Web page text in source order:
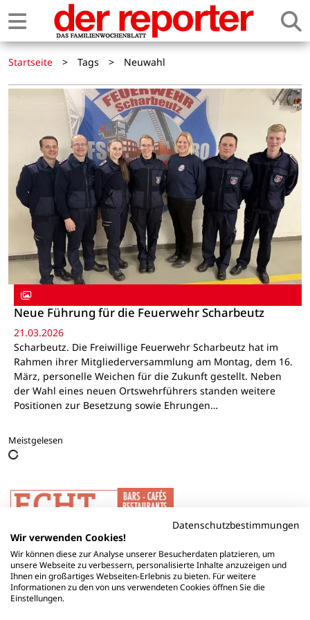
Startseite > Tags > Neuwahl
Neue Führung für die Feuerwehr Scharbeutz
21.03.2026
Scharbeutz. Die Freiwillige Feuerwehr Scharbeutz hat im
Rahmen ihrer Mitgliederversammlung am Montag, dem 16.
März, personelle Weichen für die Zukunft gestellt. Neben
der Wahl eines neuen Ortswehrführers standen weitere
Positionen zur Besetzung sowie Ehrungen…
Meistgelesen
Datenschutzbestimmungen
Wir verwenden Cookies!
Wir können diese zur Analyse unserer Besucherdaten platzieren, um
unsere Webseite zu verbessern, personalisierte Inhalte anzuzeigen und
Ihnen ein großartiges Webseiten-Erlebnis zu bieten. Für weitere
Informationen zu den von uns verwendeten Cookies öffnen Sie die
Einstellungen.